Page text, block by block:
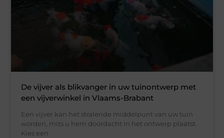
De vijver als blikvanger in uw tuinontwerp met
een vijverwinkel in Vlaams-Brabant
Een vijver kan het stralende middelpunt van uw tuin
worden, mits u hem doordacht in het ontwerp plaatst.
Kies een